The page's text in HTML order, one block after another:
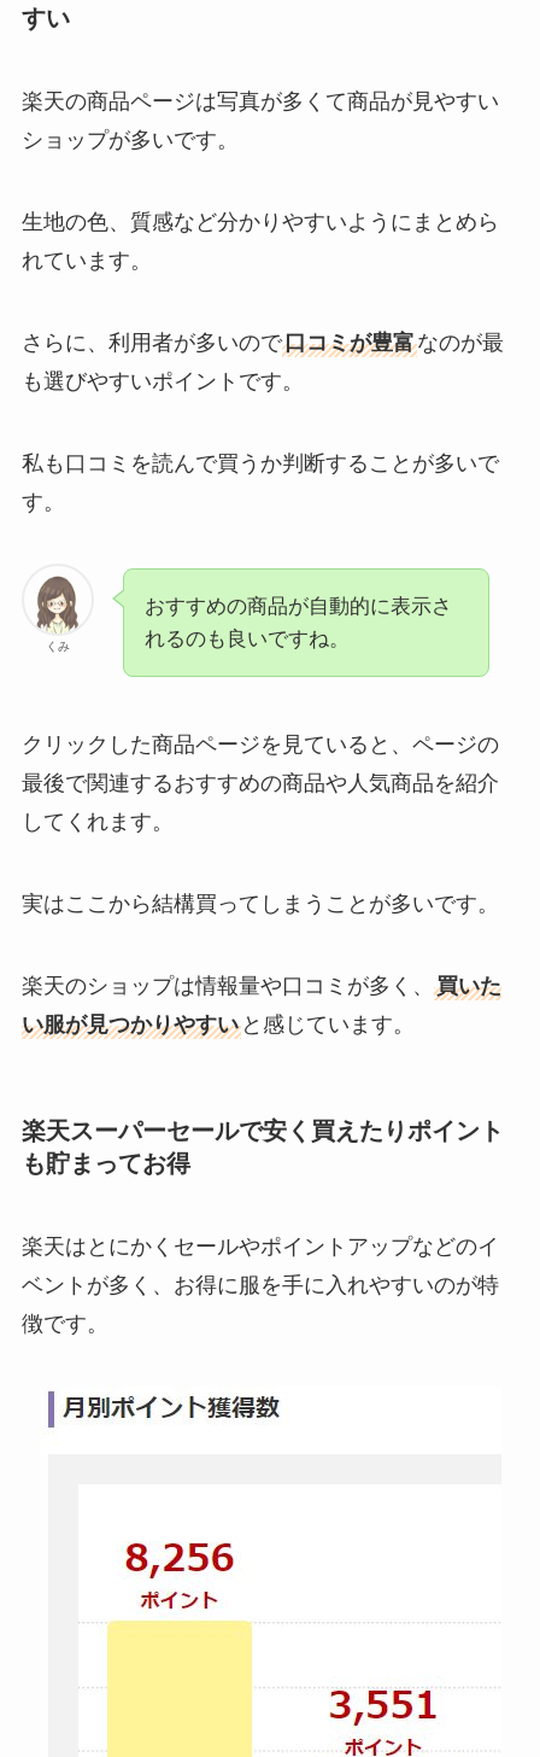
すい
楽天の商品ページは写真が多くて商品が見やすい
ショップが多いです。
生地の色、質感など分かりやすいようにまとめら
れています。
さらに、利用者が多いので口コミが豊富なのが最
も選びやすいポイントです。
私も口コミを読んで買うか判断することが多いで
す。
くみ
おすすめの商品が自動的に表示さ
れるのも良いですね。
クリックした商品ページを見ていると、ページの
最後で関連するおすすめの商品や人気商品を紹介
してくれます。
実はここから結構買ってしまうことが多いです。
楽天のショップは情報量や口コミが多く、 買いた
い服が見つかりやすいと感じています。
楽天スーパーセールで安く買えたりポイント
も貯まってお得
楽天はとにかくセールやポイントアップなどのイ
ベントが多く、お得に服を手に入れやすいのが特
徴です。